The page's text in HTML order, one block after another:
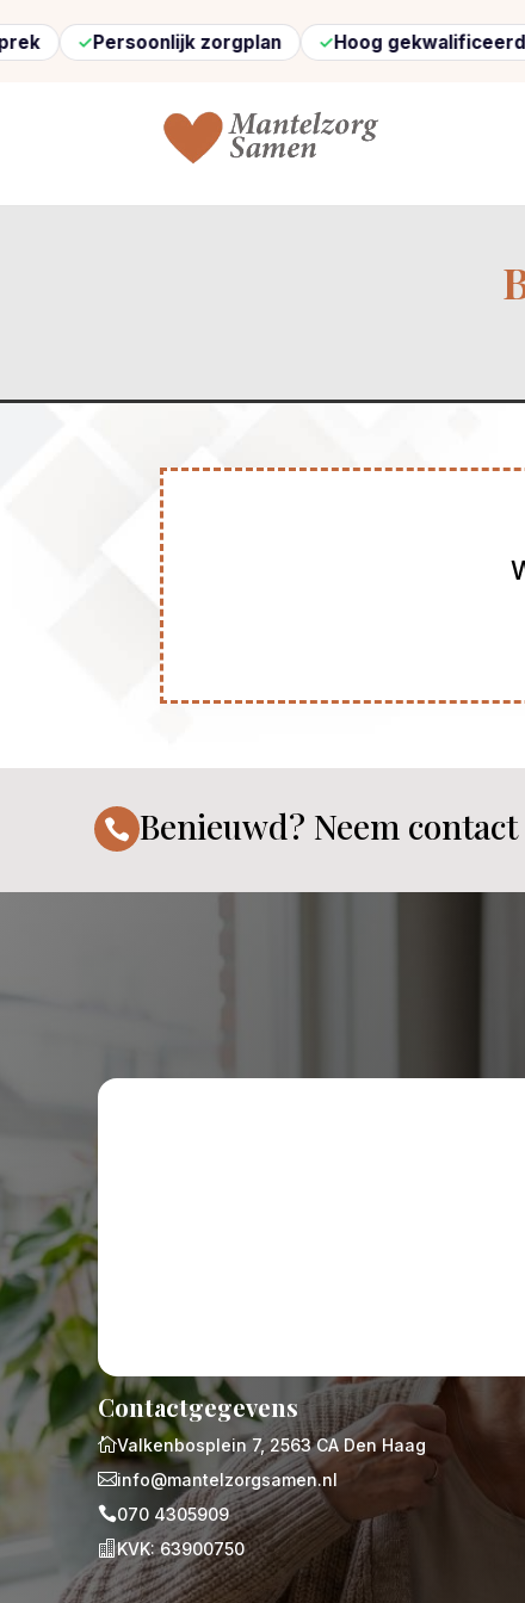
Persoonlijk zorgplan Hoog gekwalificeerde
 Benieuwd? Neem contact
Contactgegevens
Valkenbosplein 7, 2563 CA Den Haag
info@mantelzorgsamen.nl
070 4305909
KVK: 63900750